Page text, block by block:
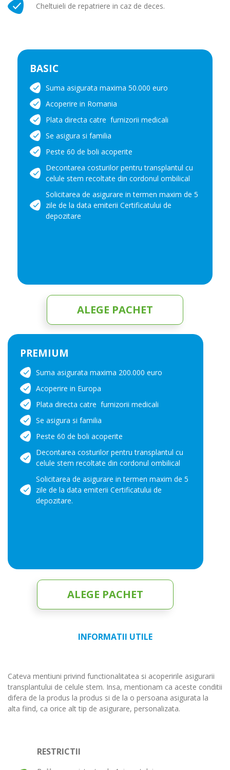
Cheltuieli de repatriere in caz de deces.
BASIC
Suma asigurata maxima 50.000 euro
Acoperire in Romania
Plata directa catre furnizorii medicali
Se asigura si familia
Peste 60 de boli acoperite
Decontarea costurilor pentru transplantul cu
celule stem recoltate din cordonul ombilical
Solicitarea de asigurare in termen maxim de 5
zile de la data emiterii Certificatului de
depozitare
ALEGE PACHET
PREMIUM
Suma asigurata maxima 200.000 euro
Acoperire in Europa
Plata directa catre furnizorii medicali
Se asigura si familia
Peste 60 de boli acoperite
Decontarea costurilor pentru transplantul cu
celule stem recoltate din cordonul ombilical
Solicitarea de asigurare in termen maxim de 5
zile de la data emiterii Certificatului de
depozitare.
ALEGE PACHET
INFORMATII UTILE
Cateva mentiuni privind functionalitatea si acoperirile asigurarii
transplantului de celule stem. Insa, mentionam ca aceste conditii
difera de la produs la produs si de la o persoana asigurata la
alta fiind, ca orice alt tip de asigurare, personalizata.
RESTRICTII